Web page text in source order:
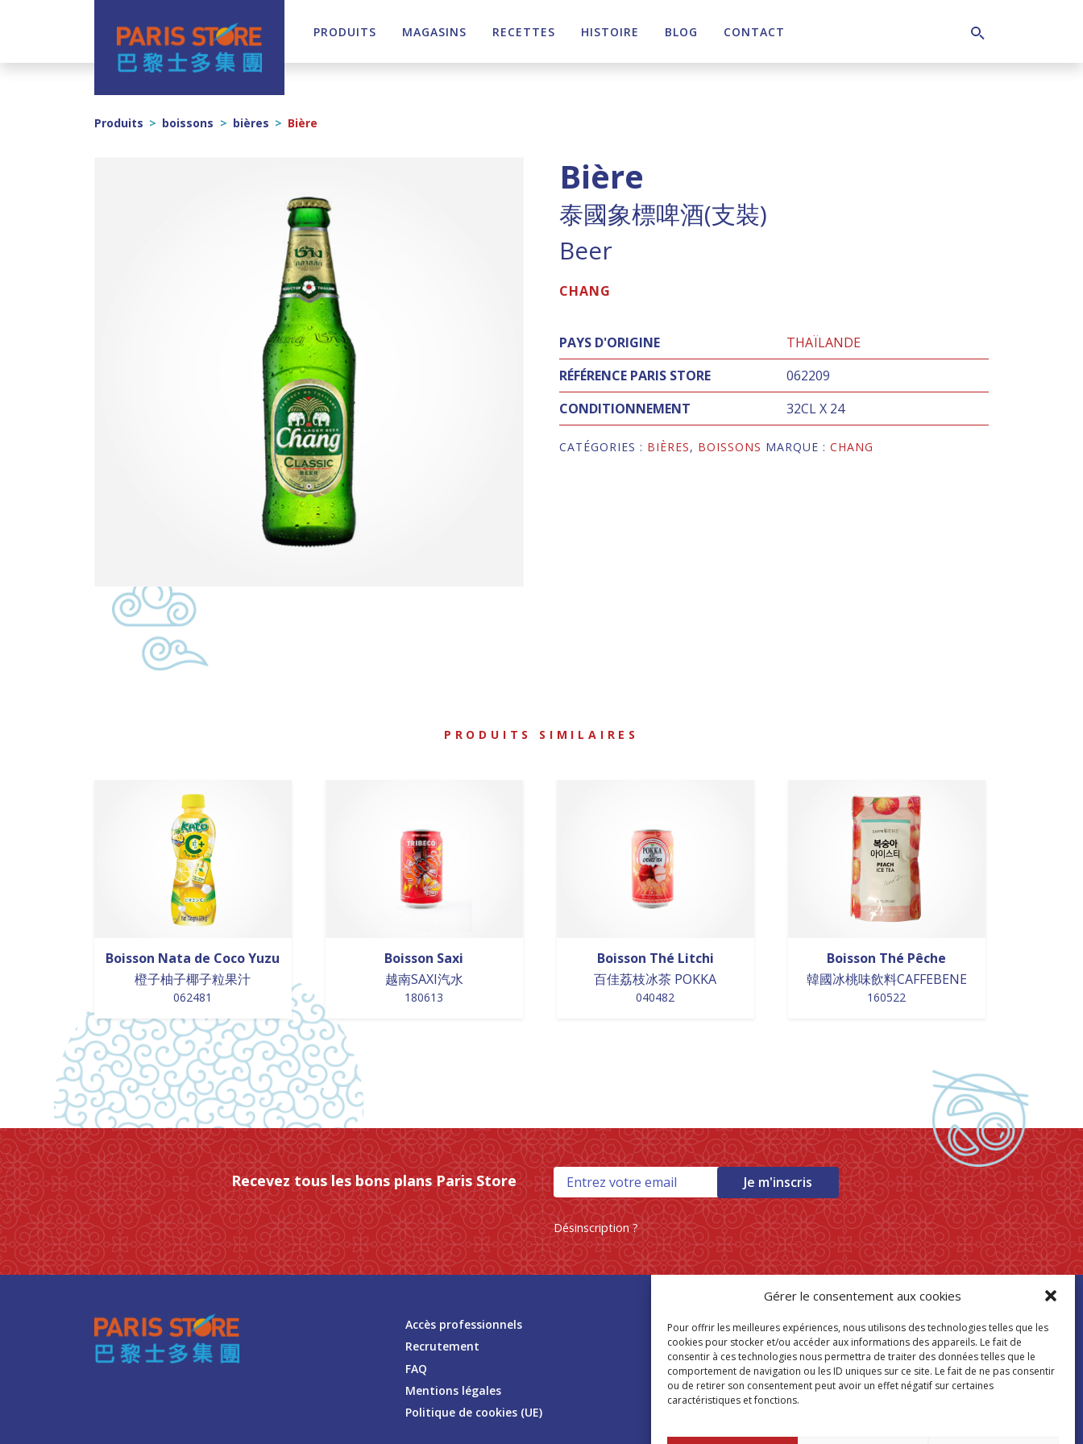
Gérer le consentement aux cookies
Pour offrir les meilleures expériences, nous utilisons des technologies telles que les
cookies pour stocker et/ou accéder aux informations des appareils. Le fait de
consentir à ces technologies nous permettra de traiter des données telles que le
comportement de navigation ou les ID uniques sur ce site. Le fait de ne pas consentir
ou de retirer son consentement peut avoir un effet négatif sur certaines
caractéristiques et fonctions.
Navigation principale PRODUITS MAGASINS RECETTES HISTOIRE BLOG CONTACT
Produits > boissons > bières > Bière
Bière
泰國象標啤酒(支裝)
Beer
CHANG
PAYS D'ORIGINE
THAÏLANDE
RÉFÉRENCE PARIS STORE
062209
CONDITIONNEMENT
32CL X 24
CATÉGORIES : BIÈRES, BOISSONS MARQUE :CHANG
PRODUITS SIMILAIRES
Boisson Nata de Coco Yuzu
橙子柚子椰子粒果汁
062481
Boisson Saxi
越南SAXI汽水
180613
Boisson Thé Litchi
百佳荔枝冰茶 POKKA
040482
Boisson Thé Pêche
韓國冰桃味飲料CAFFEBENE
160522
Recevez tous les bons plans Paris Store Je m'inscris
Désinscription ?
Accès professionnels
Recrutement
FAQ
Mentions légales
Politique de cookies (UE)
Trouver mon
magasin Paris Store
Où nous trouver